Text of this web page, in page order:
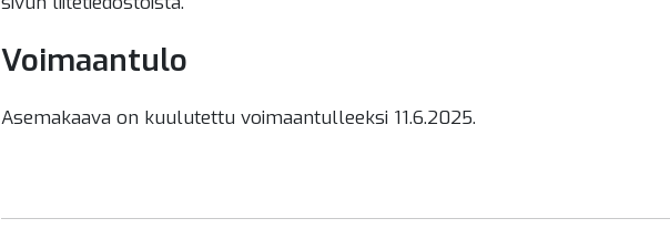
Voimaantulo
Asemakaava on kuulutettu voimaantulleeksi 11.6.2025.